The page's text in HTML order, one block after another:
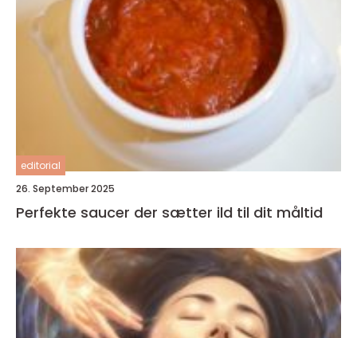
editorial
26. September 2025
Perfekte saucer der sætter ild til dit måltid